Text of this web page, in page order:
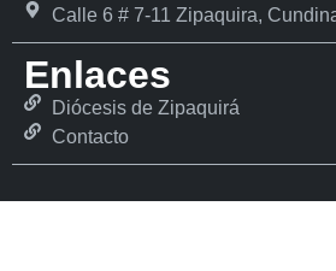
Calle 6 # 7-11 Zipaquira,
Enlaces
Diócesis de Zipaquirá
Contacto